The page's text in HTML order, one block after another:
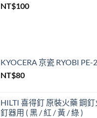
NT$100
KYOCERA 京瓷 RYOBI
NT$80
HILTI 喜得釘 原裝火藥 鋼
釘器用 ( 黑 / 紅 / 黃 / 綠 )